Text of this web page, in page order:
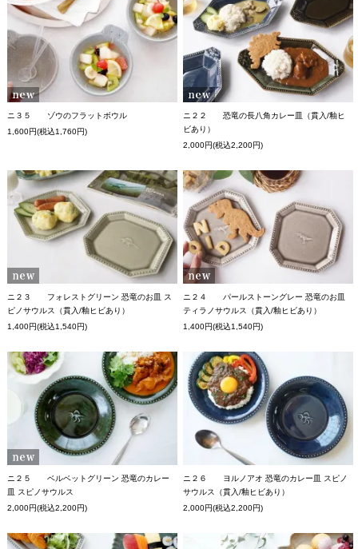
ニ３５ ゾウのフラットボウル
1,600円(税込1,760円)
ニ２２ 恐竜の長八角カレー皿（貫入/釉ヒ
ビあり）
2,000円(税込2,200円)
ニ２３ フォレストグリーン 恐竜のお皿 ス
ピノサウルス（貫入/釉ヒビあり）
1,400円(税込1,540円)
ニ２４ パールストーングレー 恐竜のお皿
ティラノサウルス（貫入/釉ヒビあり）
1,400円(税込1,540円)
ニ２５ ベルベットグリーン 恐竜のカレー
皿 スピノサウルス
2,000円(税込2,200円)
ニ２６ ヨルノアオ 恐竜のカレー皿 スピノ
サウルス（貫入/釉ヒビあり）
2,000円(税込2,200円)